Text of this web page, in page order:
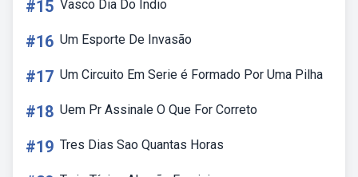
#15 Vasco Dia Do Indio
#16 Um Esporte De Invasão
#17 Um Circuito Em Serie é Formado Por Uma Pilha
#18 Uem Pr Assinale O Que For Correto
#19 Tres Dias Sao Quantas Horas